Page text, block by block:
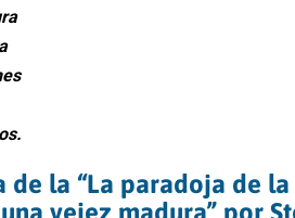
la “La paradoja de la